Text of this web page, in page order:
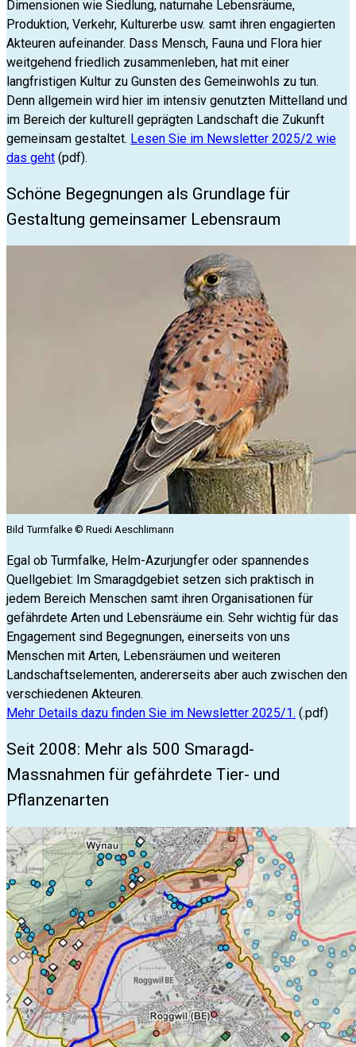
Dimensionen wie Siedlung, naturnahe Lebensräume,
Produktion, Verkehr, Kulturerbe usw. samt ihren engagierten
Akteuren aufeinander. Dass Mensch, Fauna und Flora hier
weitgehend friedlich zusammenleben, hat mit einer
langfristigen Kultur zu Gunsten des Gemeinwohls zu tun.
Denn allgemein wird hier im intensiv genutzten Mittelland und
im Bereich der kulturell geprägten Landschaft die Zukunft
gemeinsam gestaltet. Lesen Sie im Newsletter 2025/2 wie
das geht (pdf).
Schöne Begegnungen als Grundlage für
Gestaltung gemeinsamer Lebensraum
Bild Turmfalke © Ruedi Aeschlimann
Egal ob Turmfalke, Helm-Azurjungfer oder spannendes
Quellgebiet: Im Smaragdgebiet setzen sich praktisch in
jedem Bereich Menschen samt ihren Organisationen für
gefährdete Arten und Lebensräume ein. Sehr wichtig für das
Engagement sind Begegnungen, einerseits von uns
Menschen mit Arten, Lebensräumen und weiteren
Landschaftselementen, andererseits aber auch zwischen den
verschiedenen Akteuren.
Mehr Details dazu finden Sie im Newsletter 2025/1. (.pdf)
Seit 2008: Mehr als 500 Smaragd-
Massnahmen für gefährdete Tier- und
Pflanzenarten